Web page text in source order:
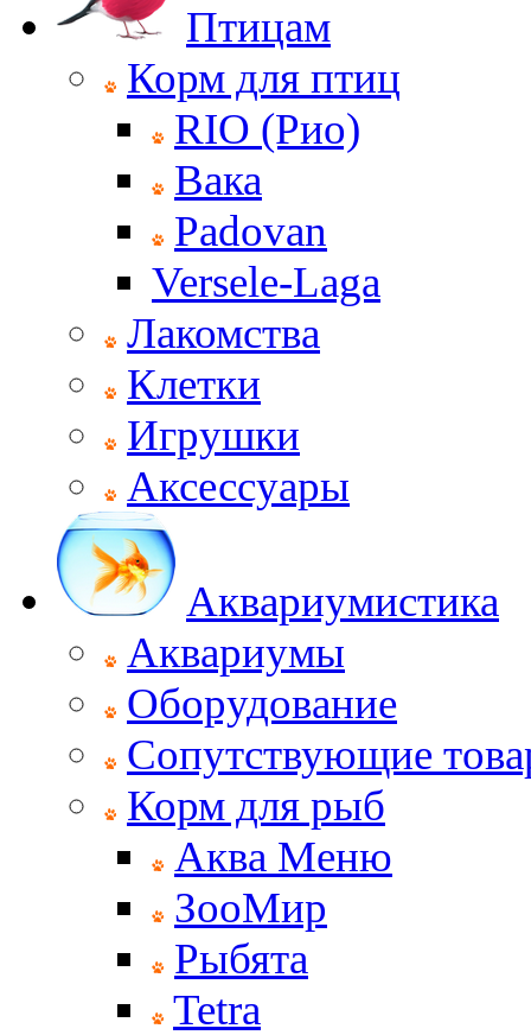
Птицам
Корм для птиц
RIO (Рио)
Вака
Padovan
Versele-Laga
Лакомства
Клетки
Игрушки
Аксессуары
Аквариумистика
Аквариумы
Оборудование
Сопутствующие
Корм для рыб
Аква Меню
ЗооМир
Рыбята
Tetra